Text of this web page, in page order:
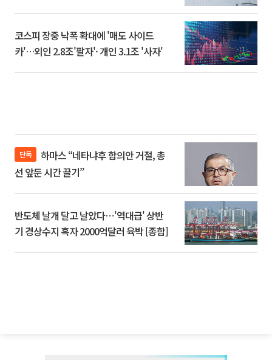
코스피 장중 낙폭 확대에 '매도 사이드
카'…외인 2.8조'팔자'· 개인 3.1조 '사자'
단독
선 앞둔 시간 끌기”
반도체 날개 달고 날았다⋯'역대급' 상반
기 경상수지 흑자 2000억달러 육박 [종합]